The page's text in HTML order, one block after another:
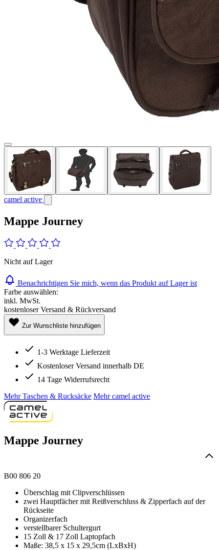
camel active
Mappe Journey
Nicht auf Lager
Benachrichtigen Sie mich, wenn das Produkt auf Lager ist
Farbe auswählen:
inkl. MwSt.
kostenloser Versand & Rückversand
Zur Wunschliste hinzufügen
1-3 Werktage Lieferzeit
Kostenloser Versand innerhalb DE
14 Tage Widerrufsrecht
Mehr Taschen & Rucksäcke Mehr camel active
Mappe Journey
B00 806 20
Überschlag mit Clipverschlüssen
zwei Hauptfächer mit Reißverschluss & Zipperfach auf der
Rückseite
Organizerfach
verstellbarer Schultergurt
15 Zoll & 17 Zoll Laptopfach
Maße: 38,5 x 15 x 29,5cm (LxBxH)